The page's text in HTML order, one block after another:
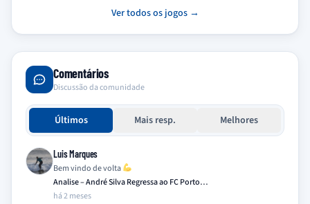
Ver todos os jogos →
Comentários
Discussão da comunidade
Últimos Mais resp. Melhores
Luis Marques
Bem vindo de volta
Analise – André Silva Regressa ao FC Porto…
há 2 meses